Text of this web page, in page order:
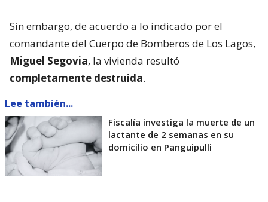
Sin embargo, de acuerdo a lo indicado por el
comandante del Cuerpo de Bomberos de Los Lagos,
Miguel Segovia, la vivienda resultó
completamente destruida.
Lee también...
Fiscalía investiga la muerte de un
lactante de 2 semanas en su
domicilio en Panguipulli